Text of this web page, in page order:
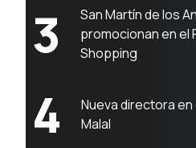
3
San Martín de los
promocionan en el
Shopping
4
Nueva directora
Malal